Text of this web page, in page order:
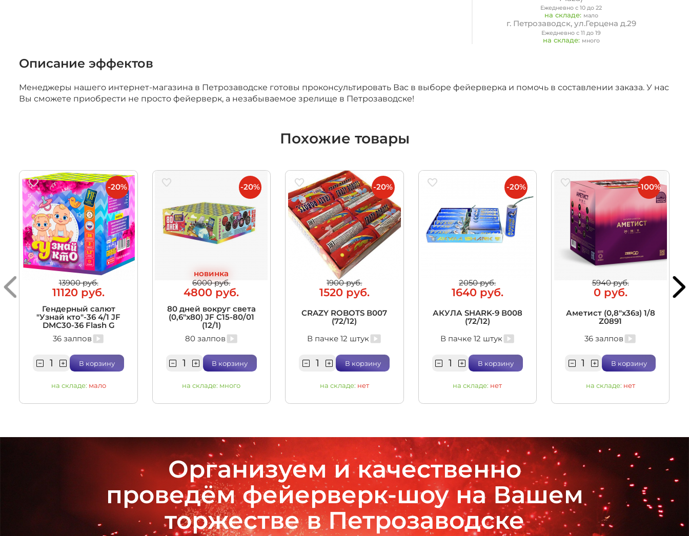
Ежедневно с 10 до 22
на складе: мало
г. Петрозаводск, ул.Герцена д.29
Ежедневно с 11 до 19
на складе: много
Описание эффектов
Менеджеры нашего интернет-магазина в Петрозаводске готовы проконсультировать Вас в выборе фейерверка и помочь в составлении заказа. У нас
Вы сможете приобрести не просто фейерверк, а незабываемое зрелище в Петрозаводске!
Похожие товары
13900 руб.
11120 руб.
Гендерный салют
"Узнай кто"-36 4/1 JF
DMC30-36 Flash G
36 залпов
В корзину
на складе: мало
-20%
новинка
6000 руб.
4800 руб.
80 дней вокруг света
(0,6"х80) JF C15-80/01
(12/1)
80 залпов
В корзину
на складе: много
-20%
1900 руб.
1520 руб.
CRAZY ROBOTS В007
(72/12)
В пачке 12 штук
В корзину
на складе: нет
-20%
2050 руб.
1640 руб.
АКУЛА SHARK-9 В008
(72/12)
В пачке 12 штук
В корзину
на складе: нет
-20%
5940 руб.
0 руб.
Аметист (0,8"х36з) 1/8
Z0891
36 залпов
В корзину
на складе: нет
-100%
Организуем и качественно
проведём фейерверк-шоу на Вашем
торжестве в Петрозаводске